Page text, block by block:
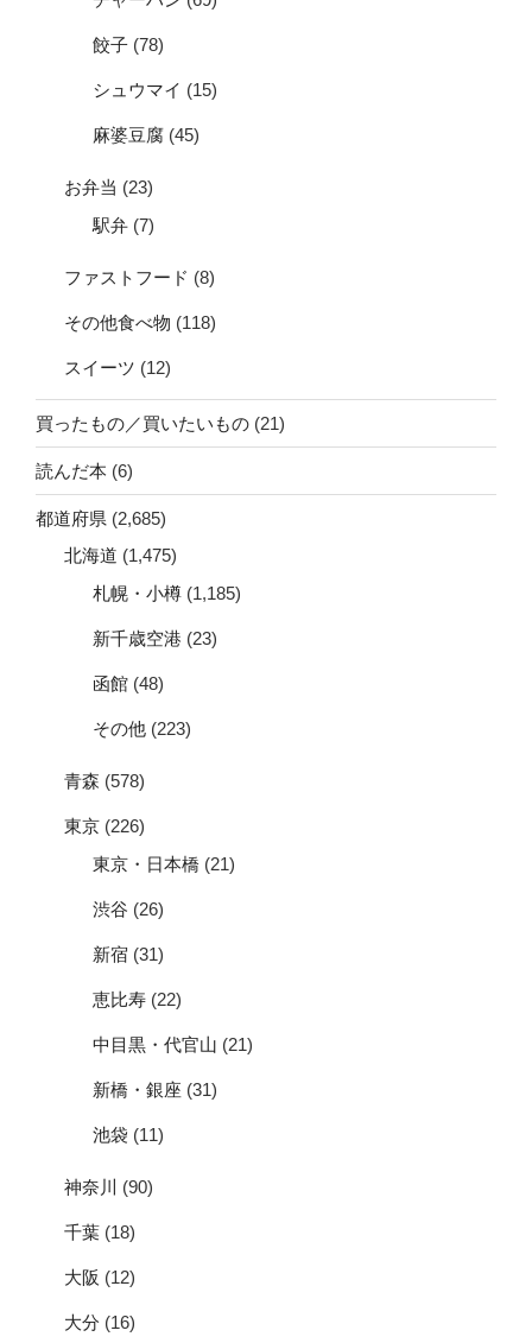
餃子 (78)
シュウマイ (15)
麻婆豆腐 (45)
お弁当 (23)
駅弁 (7)
ファストフード (8)
その他食べ物 (118)
スイーツ (12)
買ったもの／買いたいもの (21)
読んだ本 (6)
都道府県 (2,685)
北海道 (1,475)
札幌・小樽 (1,185)
新千歳空港 (23)
函館 (48)
その他 (223)
青森 (578)
東京 (226)
東京・日本橋 (21)
渋谷 (26)
新宿 (31)
恵比寿 (22)
中目黒・代官山 (21)
新橋・銀座 (31)
池袋 (11)
神奈川 (90)
千葉 (18)
大阪 (12)
大分 (16)